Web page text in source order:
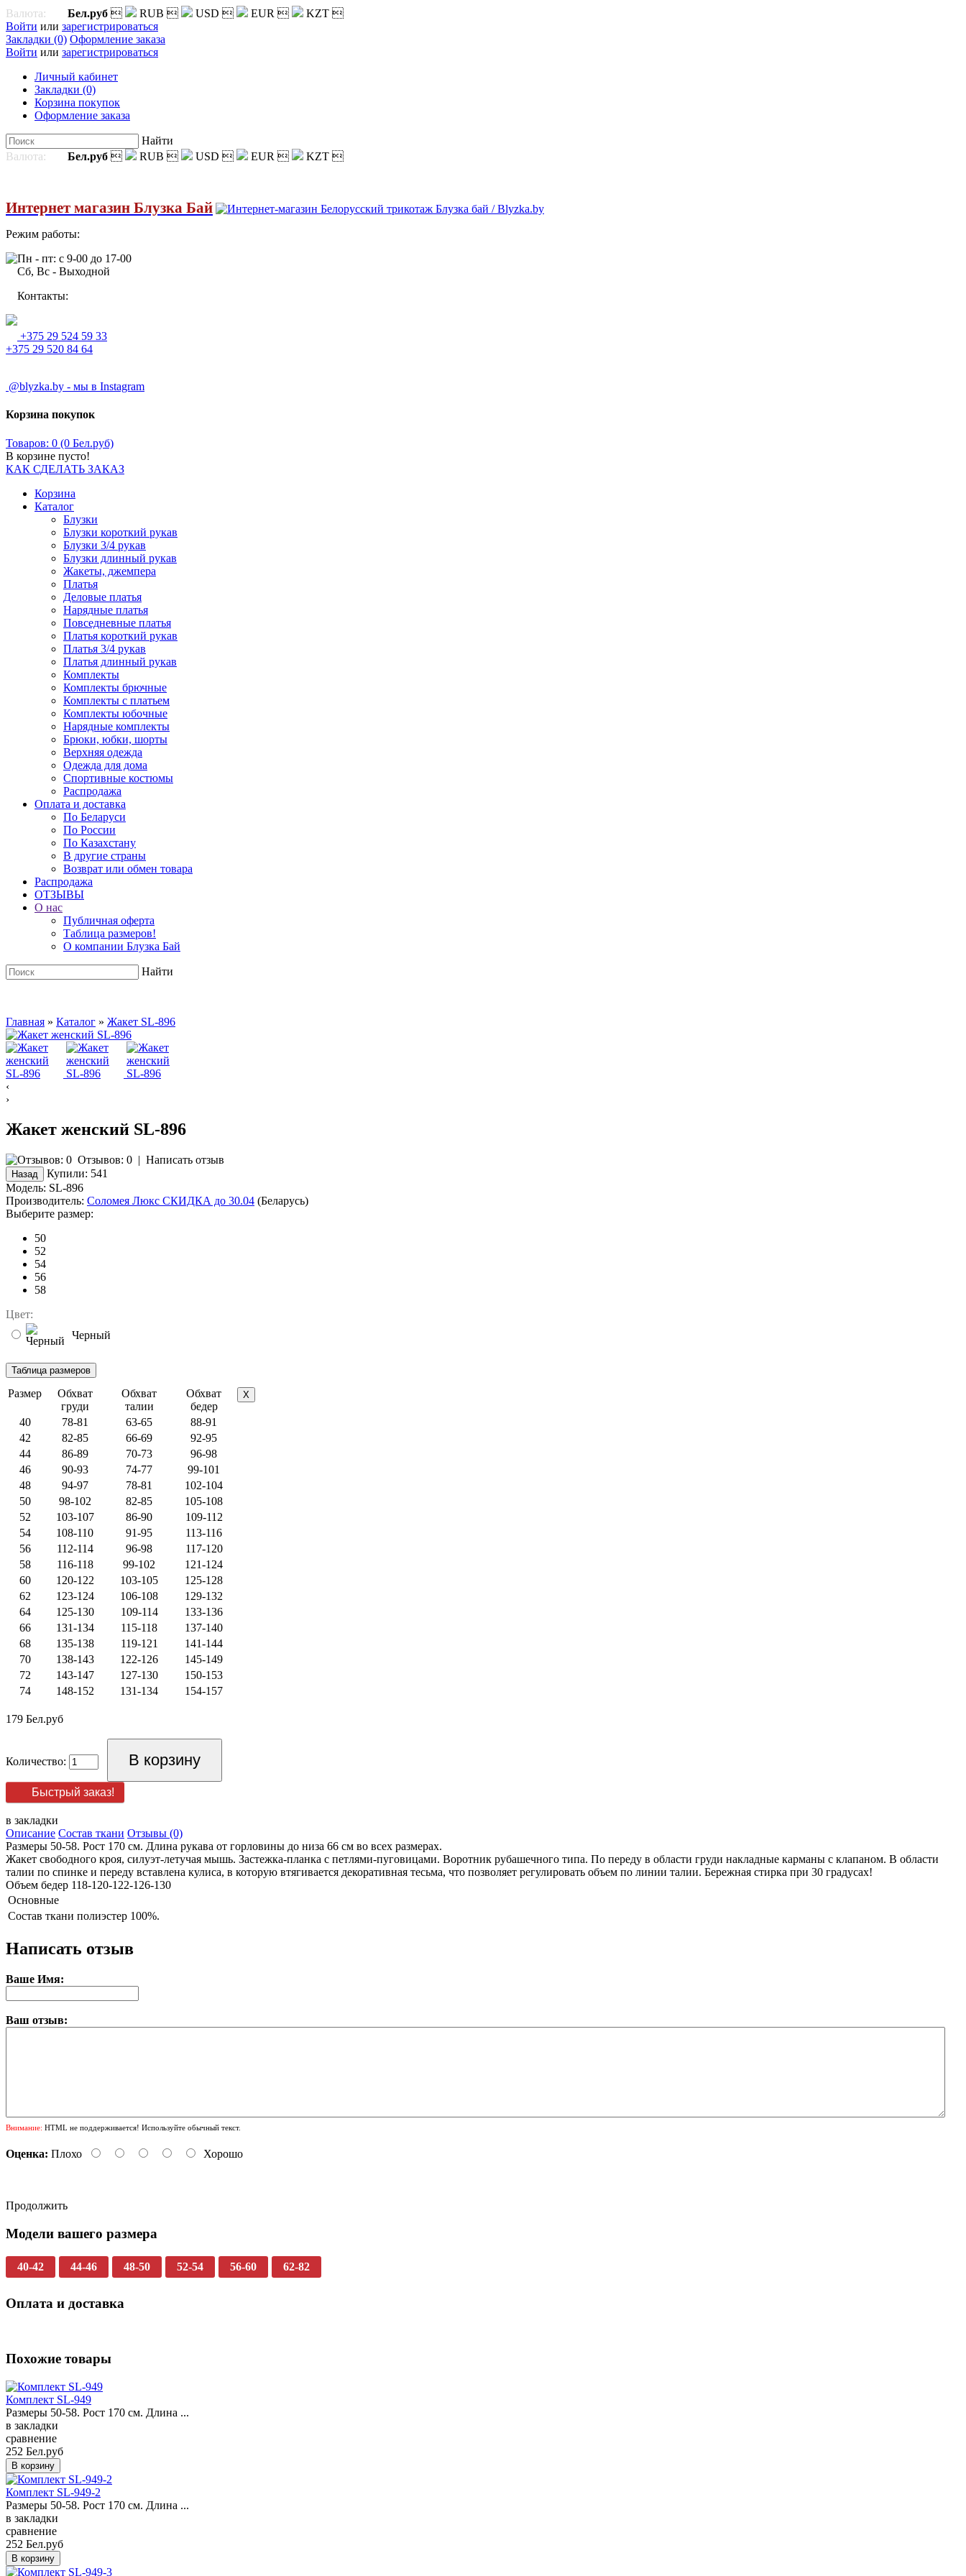
Валюта: Бел.руб  RUB  USD  EUR  KZT 
Войти или зарегистрироваться
Закладки (0) Оформление заказа
Войти или зарегистрироваться
Личный кабинет
Закладки (0)
Корзина покупок
Оформление заказа
Найти
Валюта:
Бел.руб  RUB  USD  EUR  KZT 
Интернет магазин Блузка Бай
Режим работы:
Пн - пт: с 9-00 до 17-00
Сб, Вс - Выходной
Контакты:
+375 29 524 59 33
+375 29 520 84 64
@blyzka.by - мы в Instagram
Корзина покупок
Товаров: 0 (0 Бел.руб)
В корзине пусто!
КАК СДЕЛАТЬ ЗАКАЗ
Корзина
Каталог
Блузки
Блузки короткий рукав
Блузки 3/4 рукав
Блузки длинный рукав
Жакеты, джемпера
Платья
Деловые платья
Нарядные платья
Повседневные платья
Платья короткий рукав
Платья 3/4 рукав
Платья длинный рукав
Комплекты
Комплекты брючные
Комплекты с платьем
Комплекты юбочные
Нарядные комплекты
Брюки, юбки, шорты
Верхняя одежда
Одежда для дома
Спортивные костюмы
Распродажа
Оплата и доставка
По Беларуси
По России
По Казахстану
В другие страны
Возврат или обмен товара
Распродажа
ОТЗЫВЫ
О нас
Публичная оферта
Таблица размеров!
О компании Блузка Бай
Найти
Главная » Каталог » Жакет SL-896
‹
›
Жакет женский SL-896
Отзывов: 0 | Написать отзыв
Купили: 541
Модель: SL-896
Производитель: Соломея Люкс СКИДКА до 30.04 (Беларусь)
Выберите размер:
50
52
54
56
58
Цвет:
Черный
Размер
Обхват
груди
Обхват
талии
Обхват
бедер
X
40 78-81 63-65
88-91
42
82-85 66-69
92-95
44
86-89 70-73
96-98
46
90-93 74-77
99-101
48
94-97 78-81
102-104
50
98-102 82-85
105-108
52
103-107 86-90
109-112
54
108-110 91-95
113-116
56
112-114 96-98
117-120
58
116-118 99-102
121-124
60
120-122 103-105
125-128
62
123-124 106-108
129-132
64
125-130 109-114
133-136
66
131-134 115-118
137-140
68
135-138 119-121
141-144
70
138-143 122-126
145-149
72
143-147 127-130
150-153
74
148-152 131-134 154-157
179 Бел.руб
Количество:
Быстрый заказ!
в закладки
Описание Состав ткани Отзывы (0)
Размеры 50-58. Рост 170 см. Длина рукава от горловины до низа 66 см во всех размерах.
Жакет свободного кроя, силуэт-летучая мышь. Застежка-планка с петлями-пуговицами. Воротник рубашечного типа. По переду в области груди накладные карманы с клапаном. В области
талии по спинке и переду вставлена кулиса, в которую втягивается декоративная тесьма, что позволяет регулировать объем по линии талии. Бережная стирка при 30 градусах!
Объем бедер 118-120-122-126-130
Основные
Состав ткани полиэстер 100%.
Написать отзыв
Ваше Имя:
Ваш отзыв:
Внимание: HTML не поддерживается! Используйте обычный текст.
Оценка: Плохо Хорошо
Продолжить
Модели вашего размера
40-42 44-46 48-50 52-54 56-60 62-82
Оплата и доставка
Похожие товары
Комплект SL-949
Размеры 50-58. Рост 170 см. Длина ...
в закладки
сравнение
252 Бел.руб
Комплект SL-949-2
Размеры 50-58. Рост 170 см. Длина ...
в закладки
сравнение
252 Бел.руб